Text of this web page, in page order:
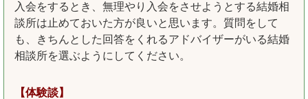
入会をするとき、無理やり入会をさせようとする結婚相
談所は止めておいた方が良いと思います。質問をして
も、きちんとした回答をくれるアドバイザーがいる結婚
相談所を選ぶようにしてください。
【体験談】